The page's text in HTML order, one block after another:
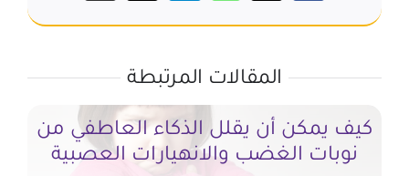
المقالات المرتبطة
كيف يمكن أن يقلل الذكاء العاطفي من
نوبات الغضب والانهيارات العصبية